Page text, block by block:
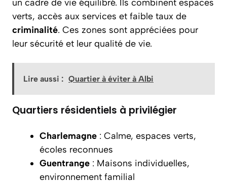
un cadre de vie équilibré. Ils combinent espaces
verts, accès aux services et faible taux de
criminalité. Ces zones sont appréciées pour
leur sécurité et leur qualité de vie.
Lire aussi : Quartier à éviter à Albi
Quartiers résidentiels à privilégier
Charlemagne : Calme, espaces verts,
écoles reconnues
Guentrange : Maisons individuelles,
environnement familial